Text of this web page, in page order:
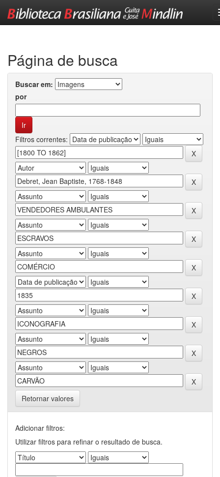
Página de busca
Buscar em:
por
Filtros correntes:
Retornar valores
Adicionar filtros:
Utilizar filtros para refinar o resultado de busca.